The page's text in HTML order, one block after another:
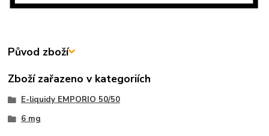
Původ zboží
Zboží zařazeno v kategoriích
E-liquidy EMPORIO 50/50
6 mg